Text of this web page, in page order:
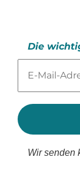
Die
Mail-
*
Wir senden